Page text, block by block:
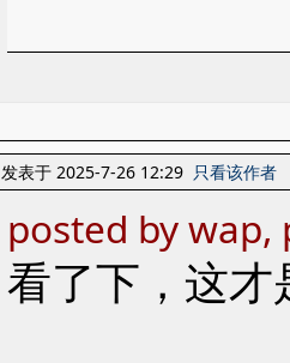
发表于 2025-7-26 12:29 只看该作者
posted by
看了下，这才